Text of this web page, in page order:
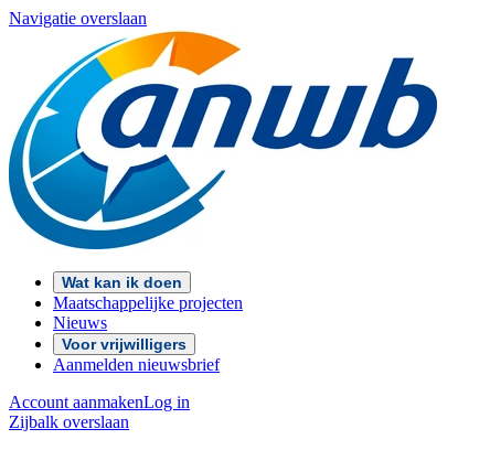
Navigatie overslaan
Wat kan ik doen
Maatschappelijke projecten
Nieuws
Voor vrijwilligers
Aanmelden nieuwsbrief
Account aanmakenLog in
Zijbalk overslaan